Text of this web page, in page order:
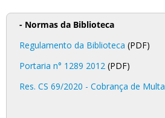
- Normas da Biblioteca
Regulamento da Biblioteca (PDF)
Portaria n° 1289 2012 (PDF)
Res. CS 69/2020 - Cobrança de Multa